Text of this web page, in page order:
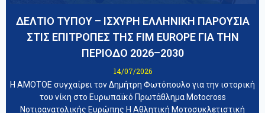
ΔΕΛΤΙΟ ΤΥΠΟΥ – ΙΣΧΥΡΗ ΕΛΛΗΝΙΚΗ ΠΑΡΟΥΣΙΑ
ΣΤΙΣ ΕΠΙΤΡΟΠΕΣ ΤΗΣ FIM EUROPE ΓΙΑ ΤΗΝ
ΠΕΡΙΟΔΟ 2026–2030
14/07/2026
Η ΑΜΟΤΟΕ συγχαίρει τον Δημήτρη Φωτόπουλο για την ιστορική
του νίκη στο Ευρωπαϊκό Πρωτάθλημα Motocross
Νοτιοανατολικής Ευρώπης Η Αθλητική Μοτοσυκλετιστική